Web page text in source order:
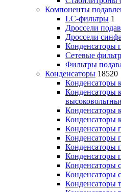
Компоненты
LC-фильтры 1
Дроссели
Дроссели
Конденсаторы
Сетевые
Фильтры
Конденсаторы 18520
Конденсаторы
Конденсаторы
Конденсаторы
Конденсаторы
Конденсаторы
Конденсаторы
Конденсаторы
Конденсаторы
Конденсаторы
Конденсаторы
Конденсаторы